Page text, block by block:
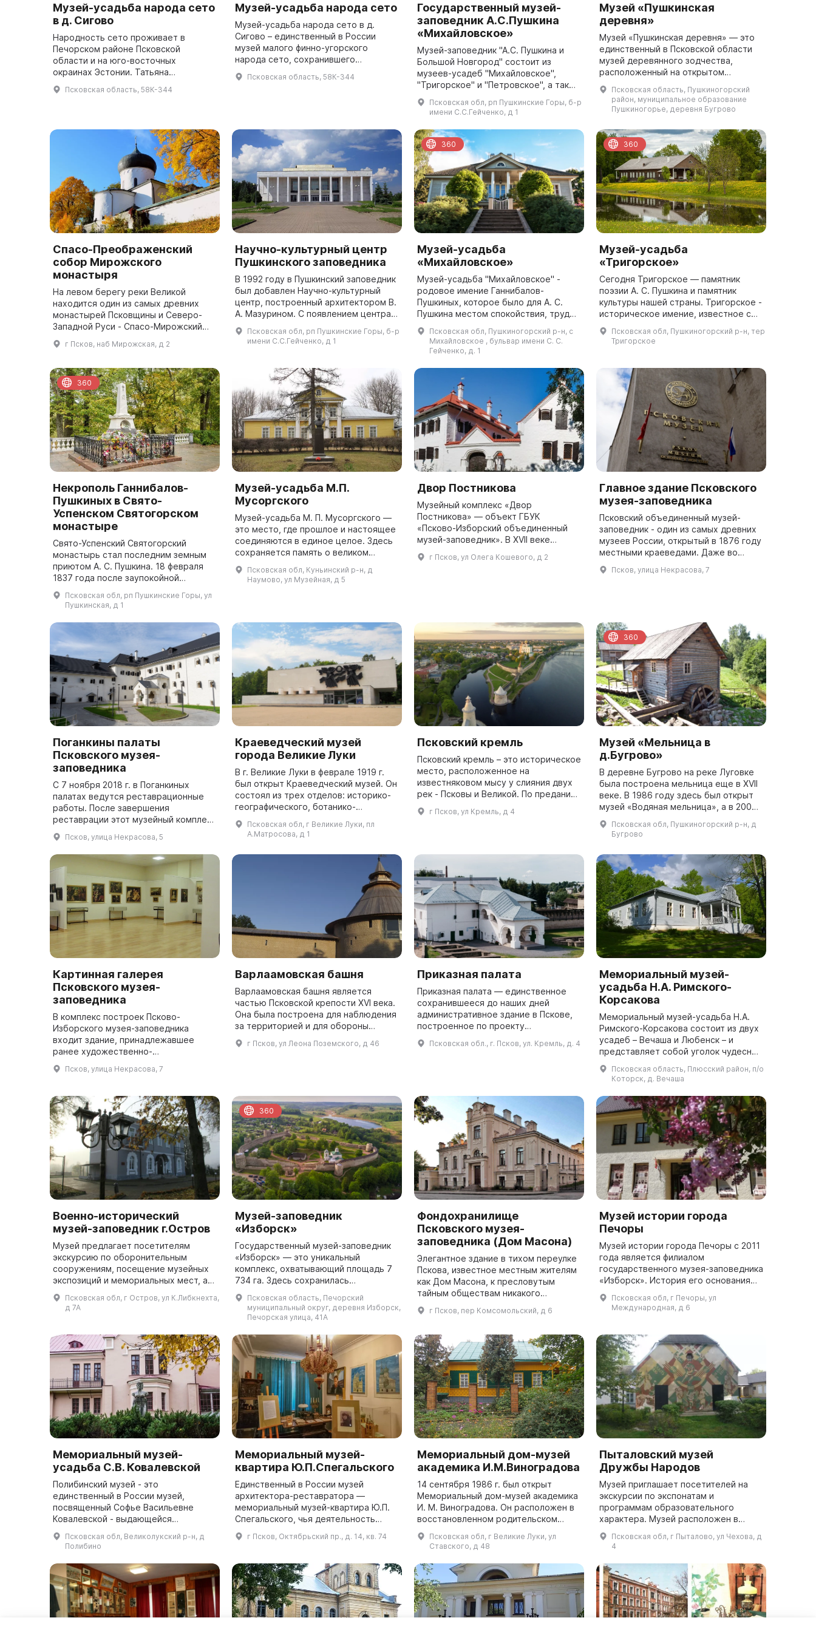
Музей-усадьба народа сето
в д. Сигово
Народность сето проживает в
Печорском районе Псковской
области и на юго-восточных
окраинах Эстонии. Татьяна
Николаевна Огарева организовала
музей-усадьбу народности сето в
Псковская область, 58К-344
Музей-усадьба народа сето
Музей-усадьба народа сето в д.
Сигово – единственный в России
музей малого финно-угорского
народа сето, сохранившего
уникальную материальную и
духовную культуру. В течение многих
Псковская область, 58К-344
Государственный музей-
заповедник А.С.Пушкина
«Михайловское»
Музей-заповедник "А.С. Пушкина и
Большой Новгород" состоит из
музеев-усадеб "Михайловское",
"Тригорское" и "Петровское", а также
из музея "Пушкинская деревня" и
"Мельница в д. Бугрово". Кроме того,
Псковская обл, рп Пушкинские Горы, б-р
имени С.С.Гейченко, д 1
Музей «Пушкинская
деревня»
Музей «Пушкинская деревня» — это
единственный в Псковской области
музей деревянного зодчества,
расположенный на открытом
воздухе. Он был восстановлен в том
виде, в котором его знал А. С.
Пушкин: дом к...
Псковская область, Пушкиногорский
район, муниципальное образование
Пушкиногорье, деревня Бугрово
Спасо-Преображенский
собор Мирожского
монастыря
На левом берегу реки Великой
находится один из самых древних
монастырей Псковщины и Северо-
Западной Руси - Спасо-Мирожский
монастырь. Каменный Спасо-
Преображенский собор был
г Псков, наб Мирожская, д 2
Научно-культурный центр
Пушкинского заповедника
В 1992 году в Пушкинский заповедник
был добавлен Научно-культурный
центр, построенный архитектором В.
А. Мазурином. С появлением центра
культурная жизнь п. Пушкинские Горы
приобрела активность. Научно...
Псковская обл, рп Пушкинские Горы, б-р
имени С.С.Гейченко, д 1
Музей-усадьба
«Михайловское»
Музей-усадьба "Михайловское" -
родовое имение Ганнибалов-
Пушкиных, которое было для А. С.
Пушкина местом спокойствия, трудов
и вдохновения, было построено в
конце XVIII века дедом поэта О. А.
Ганнибал...
Псковская обл, Пушкиногорский р-н, с
Михайловское , бульвар имени С. С.
Гейченко, д. 1
360
Музей-усадьба
«Тригорское»
Сегодня Тригорское — памятник
поэзии А. С. Пушкина и памятник
культуры нашей страны. Тригорское -
историческое имение, известное с
1762 года. Это была усадьба друзей
Александра Сергеевича Пушкина -...
Псковская обл, Пушкиногорский р-н, тер
Тригорское
360
Некрополь Ганнибалов-
Пушкиных в Свято-
Успенском Святогорском
монастыре
Свято-Успенский Святогорский
монастырь стал последним земным
приютом А. С. Пушкина. 18 февраля
1837 года после заупокойной
панихиды в южном приделе
Успенского собора, отслуженной
архимандритом Геннади...
Псковская обл, рп Пушкинские Горы, ул
Пушкинская, д 1
360
Музей-усадьба М.П.
Мусоргского
Музей-усадьба М. П. Мусоргского —
это место, где прошлое и настоящее
соединяются в единое целое. Здесь
сохраняется память о великом
музыканте, его жизнь и творчество.
Этот музей привлекает тысячи
люде...
Псковская обл, Куньинский р-н, д
Наумово, ул Музейная, д 5
Двор Постникова
Музейный комплекс «Двор
Постникова» — объект ГБУК
«Псково-Изборский объединенный
музей-заповедник». В XVII веке
Постниковы были одной из
знаменитых купеческих фамилий,
г Псков, ул Олега Кошевого, д 2
Главное здание Псковского
музея-заповедника
Псковский объединенный музей-
заповедник - один из самых древних
музеев России, открытый в 1876 году
местными краеведами. Даже во
время революции и войны музей не
закрывался для посетителей. На
Псков, улица Некрасова, 7
Поганкины палаты
Псковского музея-
заповедника
С 7 ноября 2018 г. в Поганкиных
палатах ведутся реставрационные
работы. После завершения
реставрации этот музейный комплекс
снова станет центром Пскова.
Поганкины палаты — самая большая
гражданская по...
Псков, улица Некрасова, 5
Краеведческий музей
города Великие Луки
В г. Великие Луки в феврале 1919 г.
был открыт Краеведческий музей. Он
состоял из трех отделов: историко-
географического, ботанико-
зоологического и физико-
механического, а фонды его были
формированы и...
Псковская обл, г Великие Луки, пл
А.Матросова, д 1
Псковский кремль
Псковский кремль – это историческое
место, расположенное на
известняковом мысу у слияния двух
рек - Псковы и Великой. По преданию,
княгиня Ольга основала город Псков
в 903 году и поручила построить пе...
г Псков, ул Кремль, д 4
Музей «Мельница в
д.Бугрово»
В деревне Бугрово на реке Луговке
была построена мельница еще в XVII
веке. В 1986 году здесь был открыт
музей «Водяная мельница», а в 2007
году она была возрождена. В
настоящее время мельники
проводят...
Псковская обл, Пушкиногорский р-н, д
Бугрово
360
Картинная галерея
Псковского музея-
заповедника
В комплекс построек Псково-
Изборского музея-заповедника
входит здание, принадлежавшее
ранее художественно-
промышленной школе им. Н. Ф. Фан-
дер-Флита. Оно было учреждено
Псков, улица Некрасова, 7
Варлаамовская башня
Варлаамовская башня является
частью Псковской крепости XVI века.
Она была построена для наблюдения
за территорией и для обороны
города. В 1615 году шведское войско
подошло к Пскову и провело
г Псков, ул Леона Поземского, д 46
Приказная палата
Приказная палата — единственное
сохранившееся до наших дней
административное здание в Пскове,
построенное по проекту
челобитного воеводы П. М. Апраксина
для Иоанна и Петра Алексеевичей в
Псковская обл., г. Псков, ул. Кремль, д. 4
Мемориальный музей-
усадьба Н.А. Римского-
Корсакова
Мемориальный музей-усадьба Н.А.
Римского-Корсакова состоит из двух
усадеб – Вечаша и Любенск – и
представляет собой уголок чудесной
русской природы, с которым
неразрывно связаны жизнь и
творчество одн...
Псковская область, Плюсский район, п/о
Которск, д. Вечаша
Военно-исторический
музей-заповедник г.Остров
Музей предлагает посетителям
экскурсию по оборонительным
сооружениям, посещение музейных
экспозиций и мемориальных мест, а
также различные мероприятия.
Музей предлагает посетителям
обширную коллекц...
Псковская обл, г Остров, ул К.Либкнехта,
д 7А
Музей-заповедник
«Изборск»
Государственный музей-заповедник
«Изборск» — это уникальный
комплекс, охватывающий площадь 7
734 га. Здесь сохранилась
тысячелетняя планировочная и
градостроительная структура, а
также более 200 памят...
Псковская область, Печорский
муниципальный округ, деревня Изборск,
Печорская улица, 41А
360
Фондохранилище
Псковского музея-
заповедника (Дом Масона)
Элегантное здание в тихом переулке
Пскова, известное местным жителям
как Дом Масона, к пресловутым
тайным обществам никакого
отношения не имеет. Просто в начале
прошлого века некий шотландский
г Псков, пер Комсомольский, д 6
Музей истории города
Печоры
Музей истории города Печоры с 2011
года является филиалом
государственного музея-заповедника
«Изборск». История его основания
началась в 20-х годах прошлого века,
когда Русское культурно-
просветительн...
Псковская обл, г Печоры, ул
Международная, д 6
Мемориальный музей-
усадьба С.В. Ковалевской
Полибинский музей - это
единственный в России музей,
посвященный Софье Васильевне
Ковалевской - выдающейся
женщине-математику. Он
расположен в бывшем имении ее
Круковск...
Псковская обл, Великолукский р-н, д
Полибино
Мемориальный музей-
квартира Ю.П.Спегальского
Единственный в России музей
архитектора-реставратора —
мемориальный музей-квартира Ю.П.
Спегальского, чья деятельность
связана с двумя городами: Псковом и
Ленинградом. В 1937−1938 годах он
г Псков, Октябрьский пр., д. 14, кв. 74
Мемориальный дом-музей
академика И.М.Виноградова
14 сентября 1986 г. был открыт
Мемориальный дом-музей академика
И. М. Виноградова. Он расположен в
восстановленном родительском
доме ученого и по Постановлению
Совета Министров СССР «Об
увековечивании...
Псковская обл, г Великие Луки, ул
Ставского, д 48
Пыталовский музей
Дружбы Народов
Музей приглашает посетителей на
экскурсии по экспонатам и
программам образовательного
характера. Музей расположен в
здании церкви лютеран, построенном
в 1930-х годах и являющемся
Псковская обл, г Пыталово, ул Чехова, д
4